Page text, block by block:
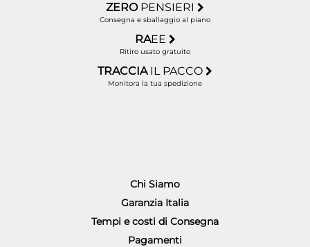
ZERO PENSIERI
Consegna e sballaggio al piano
RAEE
Ritiro usato gratuito
TRACCIA IL PACCO
Monitora la tua spedizione
Chi Siamo
Garanzia Italia
Tempi e costi di Consegna
Pagamenti